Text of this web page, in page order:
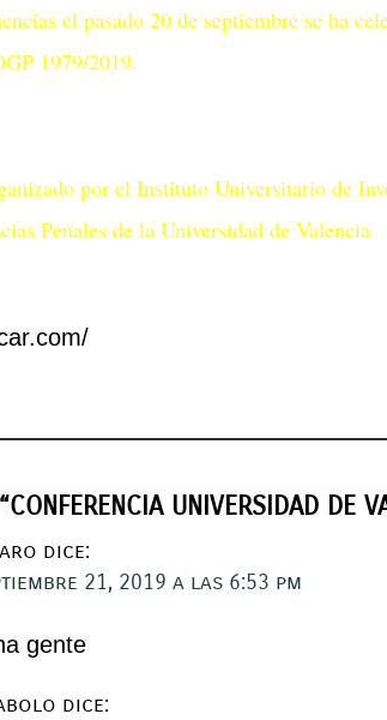
el pasado 20 de septiembre se ha
1979/2019.
por el Instituto Universitario de
Penales de la Universidad de Valencia
UNIVERSIDAD DE
dice:
21, 2019 a las 6:53 pm
gente
dice: